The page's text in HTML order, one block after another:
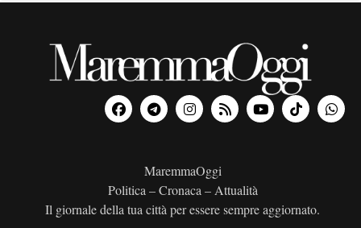
MaremmaOggi
Politica – Cronaca – Attualità
Il giornale della tua città per essere sempre aggiornato.